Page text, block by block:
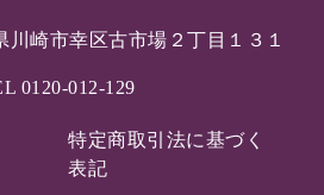
川崎市幸区古市場２丁目１３１
0120-012-129
特定商取引法に基づく
表記